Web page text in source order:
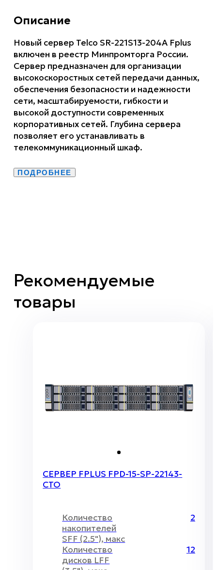
Описание
Новый сервер Telco SR-221S13-204A Fplus
включен в реестр Минпромторга России.
Сервер предназначен для организации
высокоскоростных сетей передачи данных,
обеспечения безопасности и надежности
сети, масштабируемости, гибкости и
высокой доступности современных
корпоративных сетей. Глубина сервера
позволяет его устанавливать в
телекоммуникационный шкаф.
ПОДРОБНЕЕ
Рекомендуемые
товары
СЕРВЕР FPLUS FPD-15-SP-22143-
CTO
Количество
накопителей
SFF (2.5"), макс
2
Количество
дисков LFF
12